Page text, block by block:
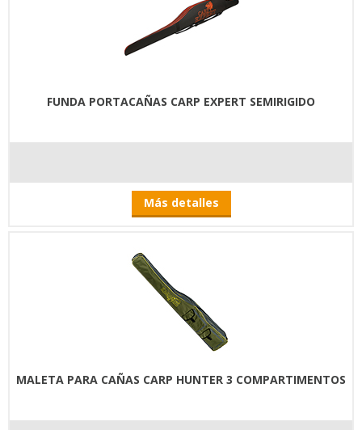
FUNDA PORTACAÑAS CARP EXPERT SEMIRIGIDO
Más detalles
MALETA PARA CAÑAS CARP HUNTER 3 COMPARTIMENTOS